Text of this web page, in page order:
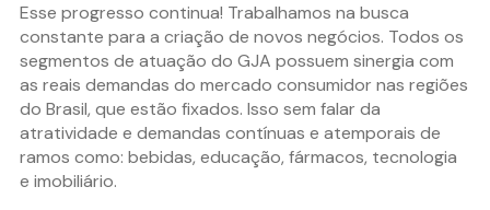
Esse progresso continua! Trabalhamos na busca
constante para a criação de novos negócios. Todos os
segmentos de atuação do GJA possuem sinergia com
as reais demandas do mercado consumidor nas regiões
do Brasil, que estão fixados. Isso sem falar da
atratividade e demandas contínuas e atemporais de
ramos como: bebidas, educação, fármacos, tecnologia
e imobiliário.